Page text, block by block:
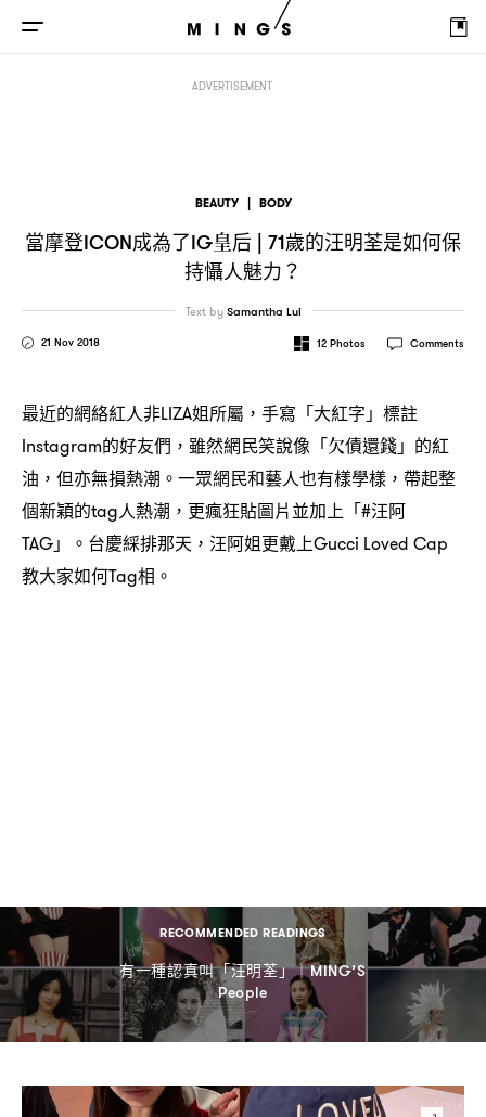
ADVERTISEMENT
BEAUTY | BODY
當摩登ICON成為了IG皇后 | 71歲的汪明荃是如何保
持懾人魅力？
21 Nov 2018
Text by Samantha Lui
12 Photos Comments
最近的網絡紅人非LIZA姐所屬 ， 手寫「大紅字」標註
Instagram的好友們 ， 雖然網民笑說像「欠債還錢」的紅
油 ， 但亦無損熱潮。一眾網民和藝人也有樣學樣 ， 帶起整
個新穎的tag人熱潮 ， 更瘋狂貼圖片並加上「#汪阿
TAG」。台慶綵排那天 ， 汪阿姐更戴上Gucci Loved Cap
教大家如何Tag相。
RECOMMENDED READINGS
有一種認真叫「汪明荃」｜MING’S
People
皇后 | 71 歲的汪明荃是如何保持懾人魅力